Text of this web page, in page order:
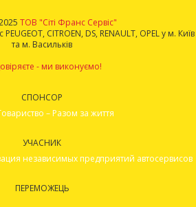
ТОВ "Сіті Франс Сервіс"
CITROEN, DS, RENAULT, OPEL у м. Київ
та м. Васильків
- ми виконуємо!
СПОНСОР
УЧАСНИК
ПЕРЕМОЖЕЦЬ